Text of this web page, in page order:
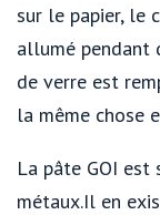
sur le papier, le
allumé pendant
de verre est
la même chose
La pâte GOI
métaux.Il en